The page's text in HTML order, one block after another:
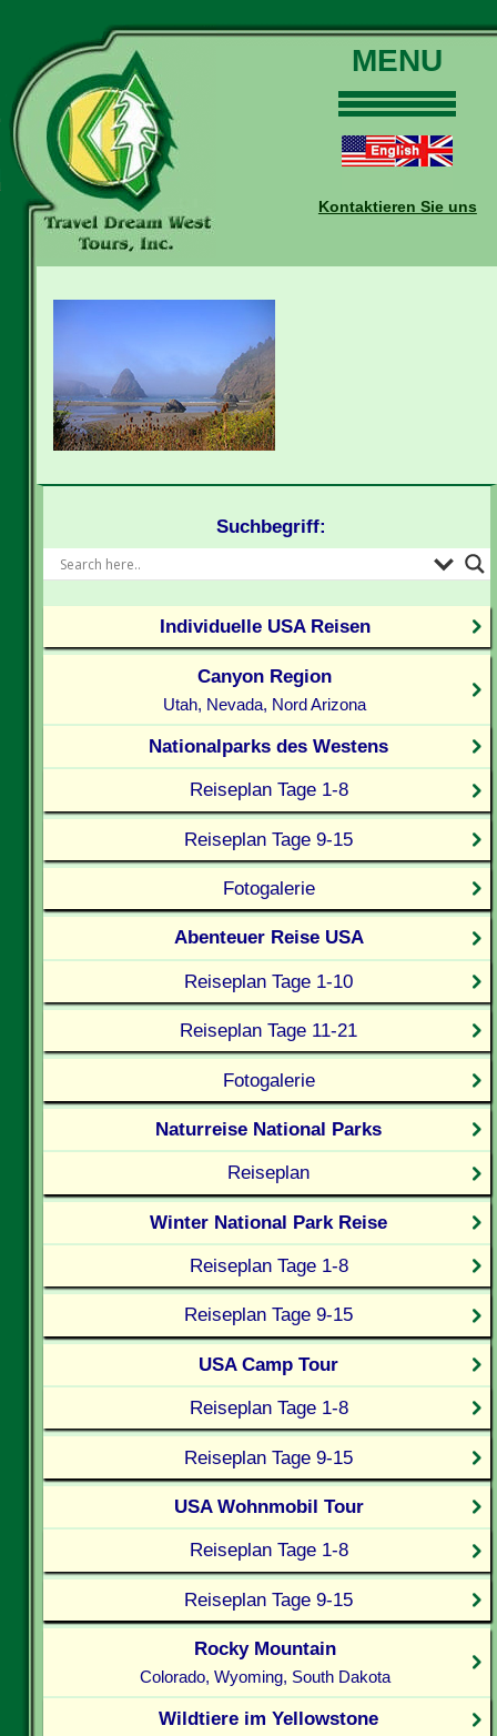
MENU
Touren
Daten und Preise
Buchungen
Kontaktieren Sie uns
Suchbegriff:
Individuelle USA Reisen
Canyon Region
Utah, Nevada, Nord Arizona
Nationalparks des Westens
Reiseplan Tage 1-8
Reiseplan Tage 9-15
Fotogalerie
Abenteuer Reise USA
Reiseplan Tage 1-10
Reiseplan Tage 11-21
Fotogalerie
Naturreise National Parks
Reiseplan
Winter National Park Reise
Reiseplan Tage 1-8
Reiseplan Tage 9-15
USA Camp Tour
Reiseplan Tage 1-8
Reiseplan Tage 9-15
USA Wohnmobil Tour
Reiseplan Tage 1-8
Reiseplan Tage 9-15
Rocky Mountain
Colorado, Wyoming, South Dakota
Wildtiere im Yellowstone